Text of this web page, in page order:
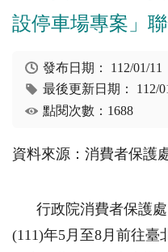
設停車場專案」
發布日期： 112/01/11
最後更新日期： 112/
點閱次數：1688
資料來源：消費者保護
行政院消費者保護處
(111)年5月至8月前往臺